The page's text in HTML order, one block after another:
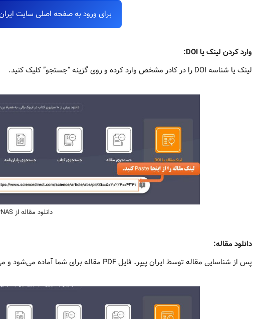
برای ورود به صفحه اصلی سایت ایران
وارد کردن لینک یا DOI:
لینک یا شناسه DOI را در کادر مشخص وارد کرده و روی گزینه “جستجو” کلیک کنید.
دانلود مقاله از PNAS
دانلود مقاله:
پس از شناسایی مقاله توسط ایران پیپر، فایل PDF مقاله برای شما آماده می‌شود و می‌توانید آن را دانلود و ذخیره کنید.